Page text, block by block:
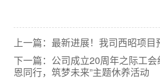
上一篇：最新进展！我司西昭项
下一篇：公司成立20周年之际工
恩同行，筑梦未来”主题休养活动